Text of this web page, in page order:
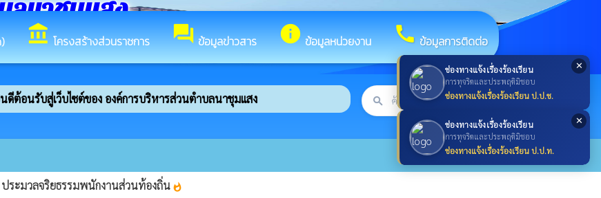
✕
ช่องทางแจ้งเรื่องร้องเรียน
การทุจริตและประพฤติมิชอบ
ช่องทางแจ้งเรื่องร้องเรียน ป.ป.ช.
✕
ช่องทางแจ้งเรื่องร้องเรียน
การทุจริตและประพฤติมิชอบ
ช่องทางแจ้งเรื่องร้องเรียน ป.ป.ท.
account_balanceโครงสร้างส่วนราชการ forumข้อมูลข่าวสาร infoข้อมูลหน่วยงาน callข้อมูลการติดต่อ
ลนาชุมแสง
ดีต้อนรับสู่เว็บไซต์ของ องค์การบริหารส่วนตำบลนาชุมแสง search searchค้นหา
ระมวลจริยธรรมพนักงานส่วนท้องถิ่น whatshot